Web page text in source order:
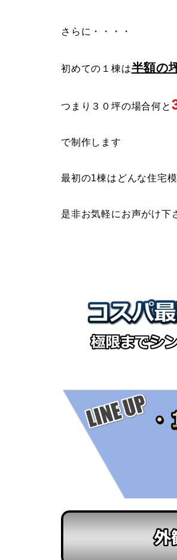
さらに・・・・
初めての１棟は半額の
つまり３０坪の場合何と
で制作します
最初の1棟はどんな住宅
是非お気軽にお声がけ下